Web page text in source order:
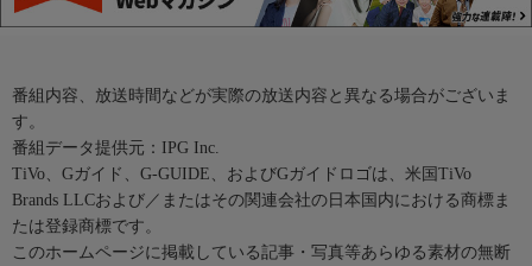
番組内容、放送時間などが実際の放送内容と異なる場合がございま
す。
番組データ提供元：IPG Inc.
TiVo、Gガイド、G-GUIDE、およびGガイドロゴは、米国TiVo
Brands LLCおよび／またはその関連会社の日本国内における商標ま
たは登録商標です。
このホームページに掲載している記事・写真等あらゆる素材の無断